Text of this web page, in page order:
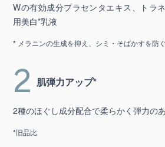
Wの有効成分プラセンタエキス、トラ
用美白*乳液
* メラニンの生成を抑え、シミ・そばかすを防ぐ
2 肌弾力アップ*
2種のほぐし成分配合で柔らかく弾力の
*旧品比